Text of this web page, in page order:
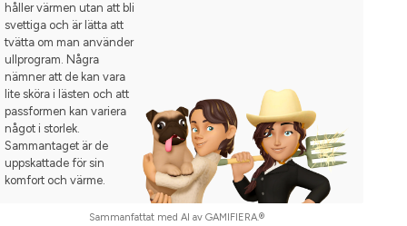
håller värmen utan att bli
svettiga och är lätta att
tvätta om man använder
ullprogram. Några
nämner att de kan vara
lite sköra i lästen och att
passformen kan variera
något i storlek.
Sammantaget är de
uppskattade för sin
komfort och värme.
Sammanfattat med AI av GAMIFIERA.®